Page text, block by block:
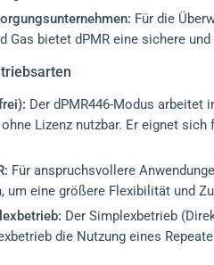
Für die
Gas bietet dPMR eine sichere
Der dPMR446-Modus arbeitet
Lizenz nutzbar. Er eignet
Für anspruchsvollere
um eine größere Flexibilität und
Der Simplexbetrieb
die Nutzung eines